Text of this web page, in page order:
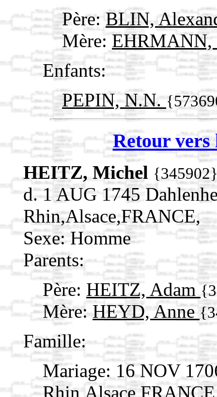
Père: BLIN,
Mère:EHRMANN,
Enfants:
PEPIN, N.N.
Retour vers
HEITZ, Michel
d. 1 AUG 1745
Rhin,Alsace,FRANCE,
Sexe: Homme
Parents:
Père: HEITZ, Adam
Mère:HEYD, Anne
Famille:
Mariage: 16 NOV